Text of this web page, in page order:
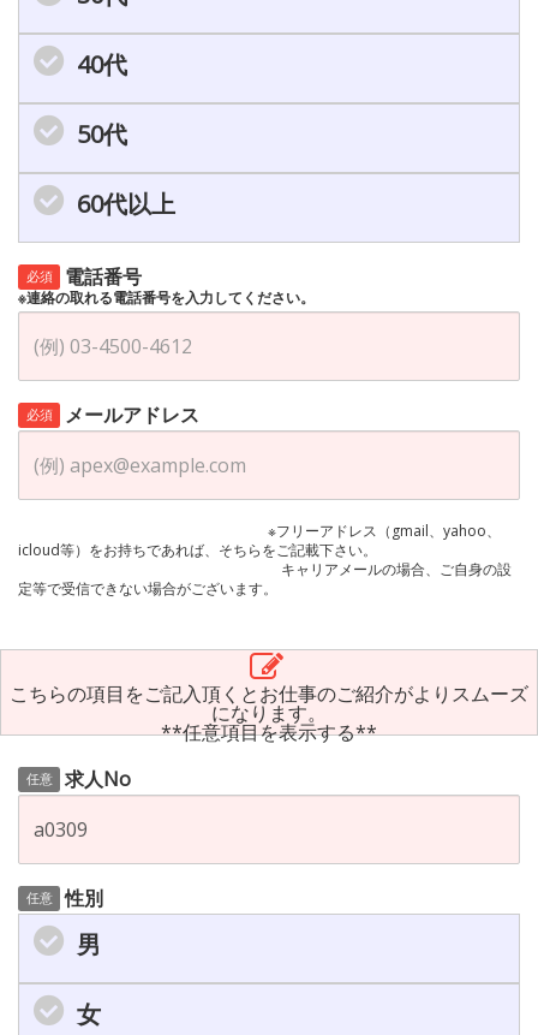
40代
50代
60代以上
必須 電話番号
※連絡の取れる電話番号を入力してください。
必須 メールアドレス
※フリーアドレス（gmail、yahoo、
icloud等）をお持ちであれば、そちらをご記載下さい。
キャリアメールの場合、ご自身の設
定等で受信できない場合がございます。
こちらの項目をご記入頂くとお仕事のご紹介がよりスムーズ
になります。
**任意項目を表示する**
任意 求人No
任意 性別
男
女